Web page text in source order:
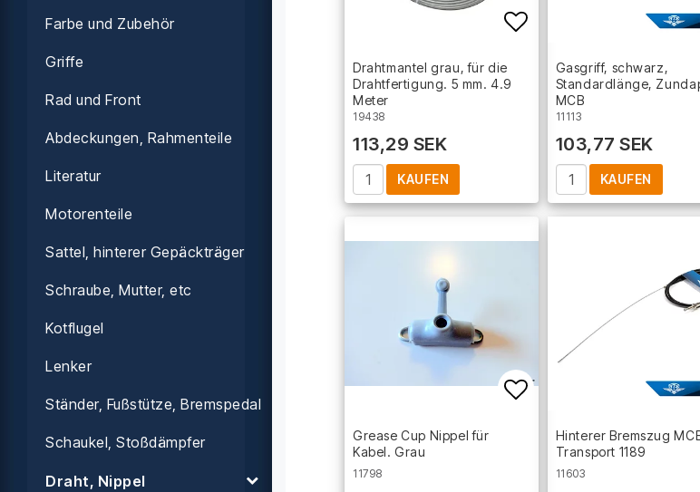
Farbe und Zubehör
Griffe
Rad und Front
Abdeckungen, Rahmenteile
Literatur
Motorenteile
Sattel, hinterer Gepäckträger
Schraube, Mutter, etc
Kotflugel
Lenker
Ständer, Fußstütze, Bremspedal
Schaukel, Stoßdämpfer
Draht, Nippel
Add to list of
Drahtmantel grau, für die
Drahtfertigung. 5 mm. 4.9
Meter
19438
113,29 SEK
KAUFEN
Gasgriff, schwarz,
Standardlänge,
MCB
11113
103,77 SEK
KAUFEN
Add to list of
Grease Cup Nippel für
Kabel. Grau
11798
Hinterer Bremszug
Transport 1189
11603